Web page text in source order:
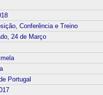
Conferência e Treino
24 de Março
Portugal